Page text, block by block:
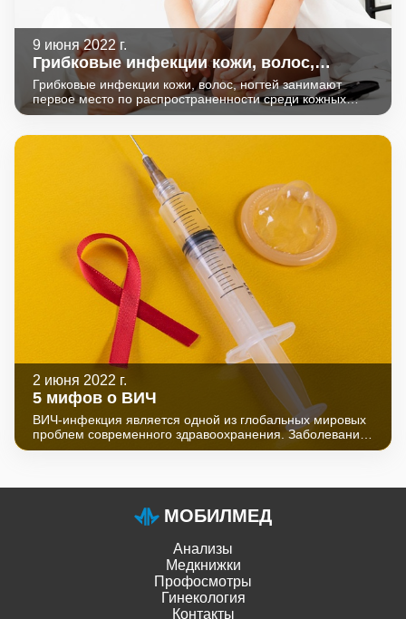
9 июня 2022 г.
Грибковые инфекции кожи, волос,
ногтей: как вовремя обнаружить и
подтвердить.
Грибковые инфекции кожи, волос, ногтей занимают
первое место по распространенности среди кожных
инфекций
2 июня 2022 г.
5 мифов о ВИЧ
ВИЧ-инфекция является одной из глобальных мировых
проблем современного здравоохранения. Заболевание
уже унесло десятки миллионов жизней и на данный
МОБИЛМЕД
Анализы
Медкнижки
Профосмотры
Гинекология
Контакты